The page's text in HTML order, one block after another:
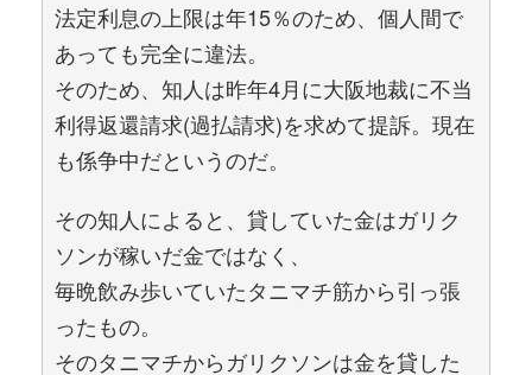
法定利息の上限は年15％のため、個人間で
あっても完全に違法。
そのため、知人は昨年4月に大阪地裁に不当
利得返還請求(過払請求)を求めて提訴。現在
も係争中だというのだ。
その知人によると、貸していた金はガリク
ソンが稼いだ金ではなく、
毎晩飲み歩いていたタニマチ筋から引っ張
ったもの。
そのタニマチからガリクソンは金を貸した